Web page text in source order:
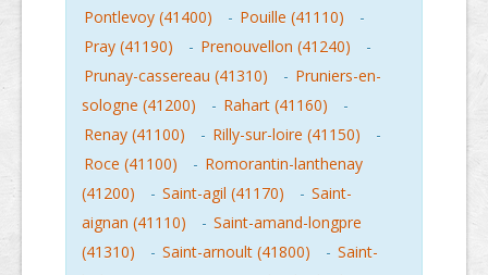
Pontlevoy (41400)
- Pouille (41110)
-
Pray (41190)
- Prenouvellon (41240)
-
Prunay-cassereau (41310)
- Pruniers-en-
sologne (41200)
- Rahart (41160)
-
Renay (41100)
- Rilly-sur-loire (41150)
-
Roce (41100)
- Romorantin-lanthenay
(41200)
- Saint-agil (41170) - Saint-
aignan (41110)
- Saint-amand-longpre
(41310)
- Saint-arnoult (41800) - Saint-